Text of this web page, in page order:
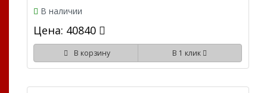
В наличии
Цена: 40840
В корзину В 1 клик